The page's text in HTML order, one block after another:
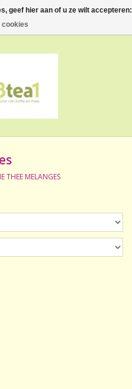
- €--,--
THEE MELANGES
geef hier aan of u ze wilt accepteren:
cookies